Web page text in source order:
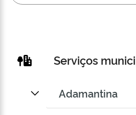
Serviços
Adamantina